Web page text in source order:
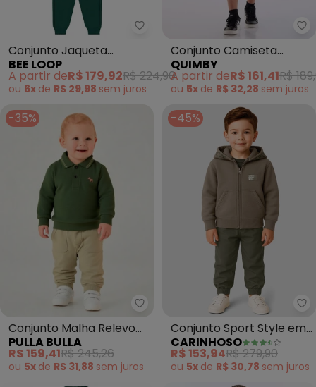
Bee Loop - Conjunto Jaqueta
Conjunto Jaqueta
Downtown Calça Verde
BEE LOOP
A partir deR$ 179,92R$ 224,90
ou 6x de R$ 29,98 sem juros
Conjunto Camiseta
Bermuda Verde
QUIMBY
A partir deR$ 161,41R$
ou 5x de R$ 32,28 sem juros
-35%
Pulla Bulla - Conjunto Malha
Conjunto Malha Relevo
(Verde)
PULLA BULLA
R$ 159,41R$ 245,26
ou 5x de R$ 31,88 sem juros
-45%
Conjunto Sport Style em
Moletom (Verde Musgo)
CARINHOSO
R$ 153,94R$ 279,90
ou 5x de R$ 30,78 sem juros